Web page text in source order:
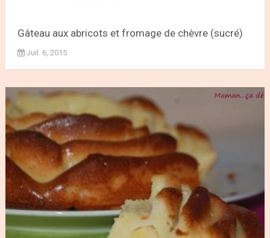
Gâteau aux abricots et fromage de chèvre (sucré)
Juil. 6, 2015